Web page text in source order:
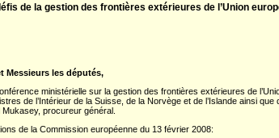
de la gestion des frontières extérieures de l’Union
Messieurs les députés,
ministérielle sur la gestion des frontières extérieures de
de l’Intérieur de la Suisse, de la Norvège et de l’Islande ainsi
procureur général.
de la Commission européenne du 13 février 2008: